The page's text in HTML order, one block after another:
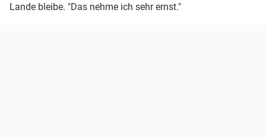
Lande bleibe. "Das nehme ich sehr ernst."